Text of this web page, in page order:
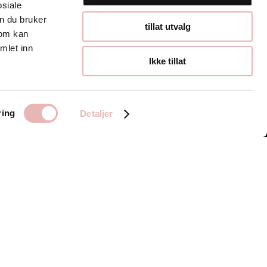
du bruker
kan
inn
Detaljer
tillat utvalg
Ikke tillat
Åpningstider
Hverdager 10:00-
Lørdager 10:00-16:00